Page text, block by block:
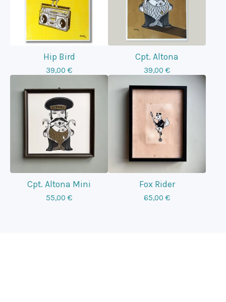
Hip Bird
39,00 €
Cpt. Altona
39,00 €
Cpt. Altona Mini
55,00 €
Fox Rider
65,00 €